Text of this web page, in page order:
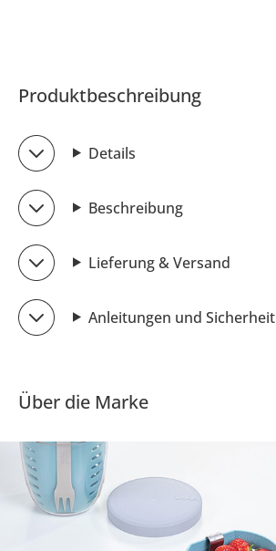
Produktbeschreibung
Details
Beschreibung
Lieferung & Versand
Anleitungen und Sicherheit
Über die Marke